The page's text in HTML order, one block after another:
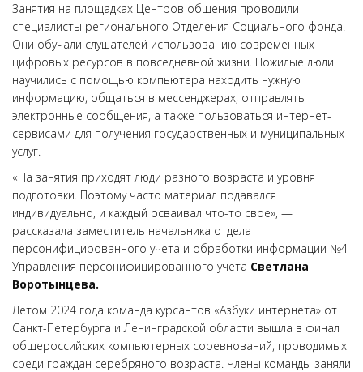
Занятия на площадках Центров общения проводили
специалисты регионального Отделения Социального фонда.
Они обучали слушателей использованию современных
цифровых ресурсов в повседневной жизни. Пожилые люди
научились с помощью компьютера находить нужную
информацию, общаться в мессенджерах, отправлять
электронные сообщения, а также пользоваться интернет-
сервисами для получения государственных и муниципальных
услуг.
«На занятия приходят люди разного возраста и уровня
подготовки. Поэтому часто материал подавался
индивидуально, и каждый осваивал что-то свое», —
рассказала заместитель начальника отдела
персонифицированного учета и обработки информации №4
Управления персонифицированного учета Светлана
Воротынцева.
Летом 2024 года команда курсантов «Азбуки интернета» от
Санкт-Петербурга и Ленинградской области вышла в финал
общероссийских компьютерных соревнований, проводимых
среди граждан серебряного возраста. Члены команды заняли